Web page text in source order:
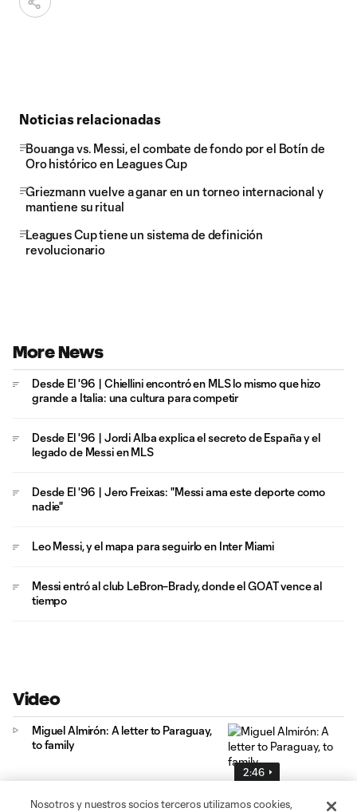
Noticias relacionadas
Bouanga vs. Messi, el combate de fondo por el Botín de
Oro histórico en Leagues Cup
Griezmann vuelve a ganar en un torneo internacional y
mantiene su ritual
Leagues Cup tiene un sistema de definición
revolucionario
More News
Desde El '96 | Chiellini encontró en MLS lo mismo que hizo
grande a Italia: una cultura para competir
Desde El '96 | Jordi Alba explica el secreto de España y el
legado de Messi en MLS
Desde El '96 | Jero Freixas: "Messi ama este deporte como
nadie"
Leo Messi, y el mapa para seguirlo en Inter Miami
Messi entró al club LeBron–Brady, donde el GOAT vence al
tiempo
Video
2:46
Miguel Almirón: A letter to Paraguay,
to family
Nosotros y nuestros socios terceros utilizamos cookies,